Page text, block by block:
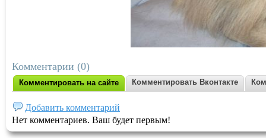
Комментарии (0)
Комментировать на сайте Комментировать Вконтакте
Добавить комментарий
Нет комментариев. Ваш будет первым!